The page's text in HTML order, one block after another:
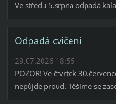
Ve středu 5.srpna odpadá
Odpadá cvičení
29.07.2026 18:55
POZOR! Ve čtvrtek
nepůjde proud. Těšíme se